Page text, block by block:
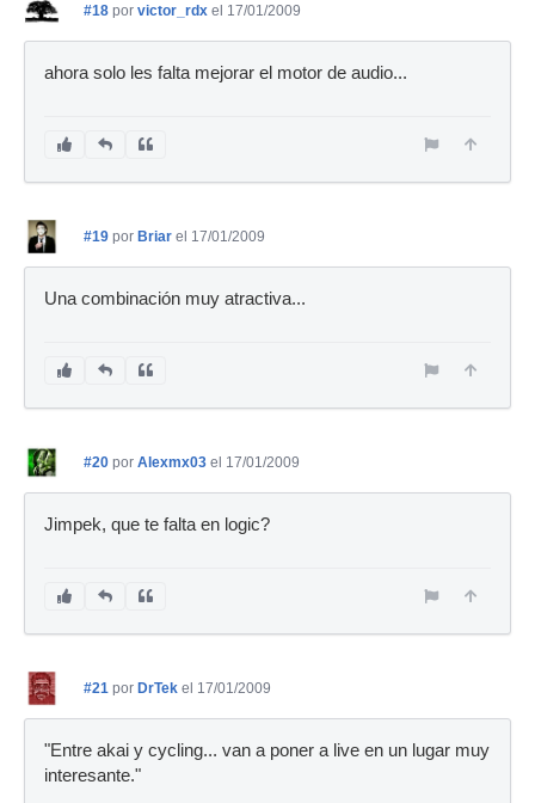
#18 por victor_rdx el 17/01/2009
ahora solo les falta mejorar el motor de audio...
#19 por Briar el 17/01/2009
Una combinación muy atractiva...
#20 por Alexmx03 el 17/01/2009
Jimpek, que te falta en logic?
#21 por DrTek el 17/01/2009
"Entre akai y cycling... van a poner a live en un lugar muy
interesante."